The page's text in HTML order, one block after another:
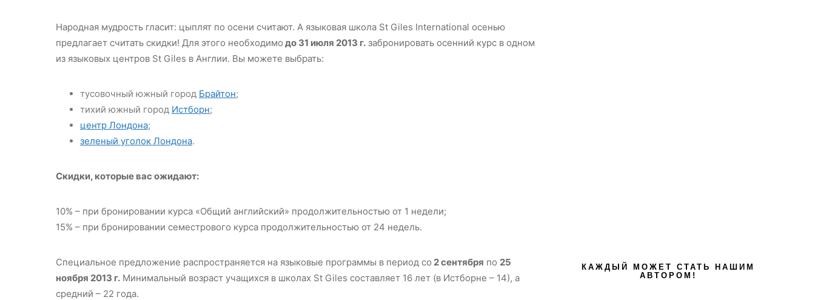
Народная мудрость гласит: цыплят по осени считают. А языковая школа St Giles International осенью
предлагает считать скидки! Для этого необходимо до 31 июля 2013 г. забронировать осенний курс в одном
из языковых центров St Giles в Англии. Вы можете выбрать:
тусовочный южный город Брайтон;
тихий южный город Истборн;
центр Лондона;
зеленый уголок Лондона.
Скидки, которые вас ожидают:
10% – при бронировании курса «Общий английский» продолжительностью от 1 недели;
15% – при бронировании семестрового курса продолжительностью от 24 недель.
Специальное предложение распространяется на языковые программы в период со 2 сентября по 25
ноября 2013 г. Минимальный возраст учащихся в школах St Giles составляет 16 лет (в Истборне – 14), а
средний – 22 года.
КАЖДЫЙ МОЖЕТ СТАТЬ НАШИМ
АВТОРОМ!